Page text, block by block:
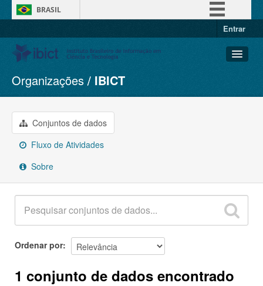
BRASIL
Entrar
Conjuntos de dados
Organizações
Grupos
Sobre
Organizações IBICT
Conjuntos de dados
Fluxo de Atividades
Sobre
Ordenar por
1 conjunto de dados encontrado